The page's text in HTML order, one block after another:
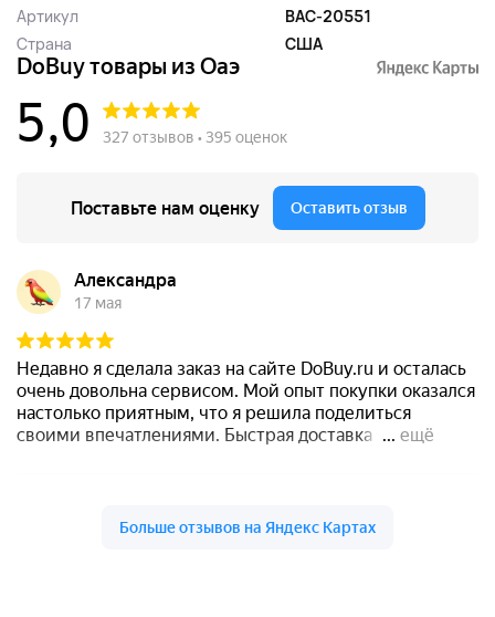
Артикул
BAC-20551
Страна
США